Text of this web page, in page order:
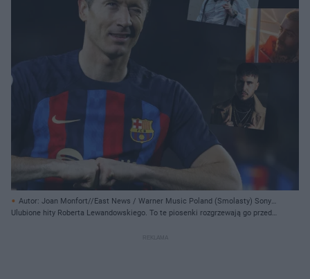
Autor: Joan Monfort//East News / Warner Music Poland (Smolasty) Sony
Music Poland (Quebonafide) / Spacerange (ReTo)/ Associated Press
Ulubione hity Roberta Lewandowskiego. To te piosenki rozgrzewają go przed